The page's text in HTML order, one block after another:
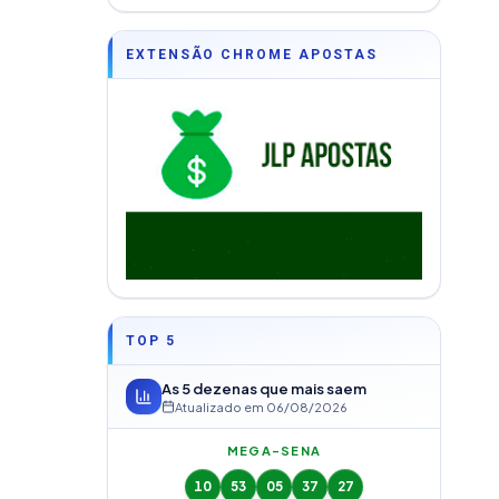
EXTENSÃO CHROME APOSTAS
TOP 5
As 5 dezenas que mais saem
Atualizado em 06/08/2026
MEGA-SENA
10 53 05 37 27